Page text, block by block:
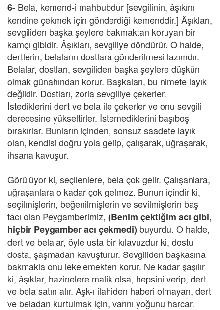
6- Bela, kemend-i mahbubdur [sevgilinin, âşıkını
kendine çekmek için gönderdiği kemenddir.] Âşıkları,
sevgiliden başka şeylere bakmaktan koruyan bir
kamçı gibidir. Âşıkları, sevgiliye döndürür. O halde,
dertlerin, belaların dostlara gönderilmesi lazımdır.
Belalar, dostları, sevgiliden başka şeylere düşkün
olmak günahından korur. Başkaları, bu nimete layık
değildir. Dostları, zorla sevgiliye çekerler.
İstediklerini dert ve bela ile çekerler ve onu sevgili
derecesine yükseltirler. İstemediklerini başıboş
bırakırlar. Bunların içinden, sonsuz saadete layık
olan, kendisi doğru yola gelip, çalışarak, uğraşarak,
ihsana kavuşur.
Görülüyor ki, seçilenlere, bela çok gelir. Çalışanlara,
uğraşanlara o kadar çok gelmez. Bunun içindir ki,
seçilmişlerin, beğenilmişlerin ve sevilmişlerin baş
tacı olan Peygamberimiz, (Benim çektiğim acı gibi,
hiçbir Peygamber acı çekmedi) buyurdu. O halde,
dert ve belalar, öyle usta bir kılavuzdur ki, dostu
dosta, şaşmadan kavuşturur. Sevgiliden başkasına
bakmakla onu lekelemekten korur. Ne kadar şaşılır
ki, âşıklar, hazinelere malik olsa, hepsini verip, dert
ve bela satın alır. Aşk-ı ilahiden haberi olmayan, dert
ve beladan kurtulmak için, varını yoğunu harcar.